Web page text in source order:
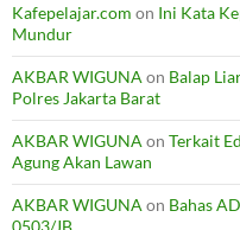
Kafepelajar.com on Ini Kata
Mundur
AKBAR WIGUNA on Balap
Polres Jakarta Barat
AKBAR WIGUNA on Terkait
Agung Akan Lawan
AKBAR WIGUNA on Bahas
0503/JB